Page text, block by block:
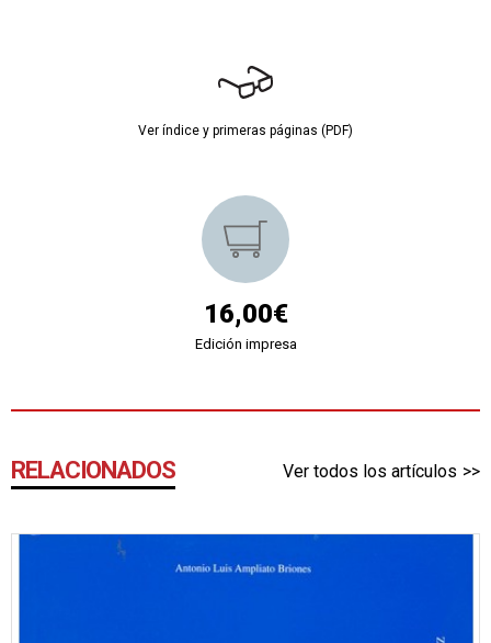
Ver índice y primeras páginas (PDF)
16,00€
Edición impresa
RELACIONADOS Ver todos los artículos